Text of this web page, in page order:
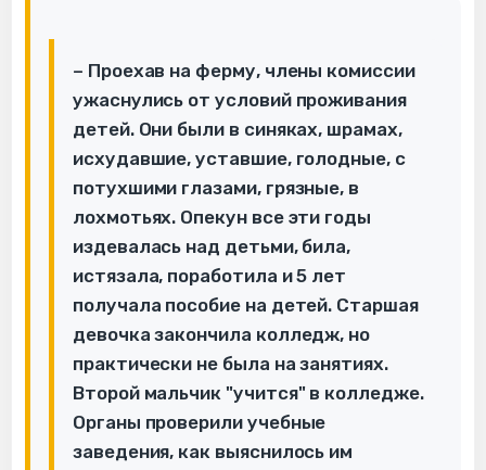
– Проехав на ферму, члены комиссии
ужаснулись от условий проживания
детей. Они были в синяках, шрамах,
исхудавшие, уставшие, голодные, с
потухшими глазами, грязные, в
лохмотьях. Опекун все эти годы
издевалась над детьми, била,
истязала, поработила и 5 лет
получала пособие на детей. Старшая
девочка закончила колледж, но
практически не была на занятиях.
Второй мальчик "учится" в колледже.
Органы проверили учебные
заведения, как выяснилось им